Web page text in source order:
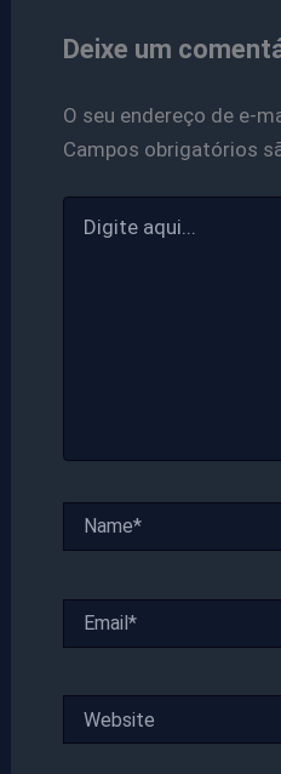
Deixe um
O seu endereço de e-
Campos obrigatórios
aqui...